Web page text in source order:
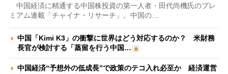
中国経済に精通する中国株投資の第一人者・田代尚機氏のプレ
ミアム連載「チャイナ・リサーチ」。中国の…
中国「Kimi K3」の衝撃に世界はどう対応するのか？ 米財務
長官が検討する「蒸留を行う中国…
中国経済“予想外の低成長”で政策のテコ入れ必至か 経済運営